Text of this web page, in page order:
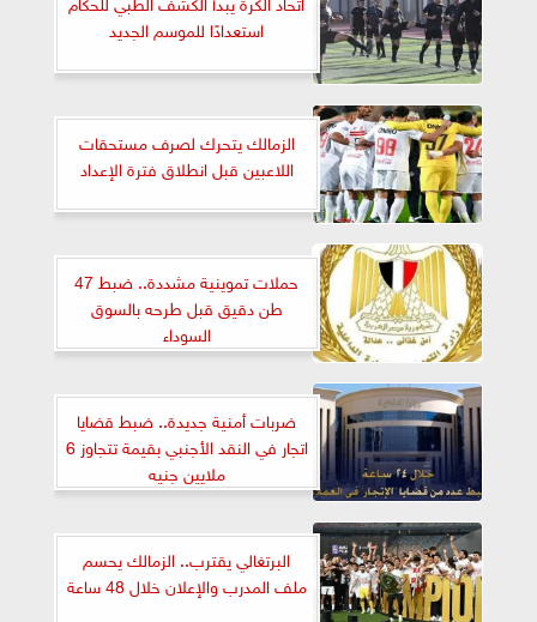
استعدادًا للموسم الجديد
الزمالك يتحرك لصرف مستحقات
اللاعبين قبل انطلاق فترة الإعداد
حملات تموينية مشددة.. ضبط 47
طن دقيق قبل طرحه بالسوق
السوداء
ضربات أمنية جديدة.. ضبط قضايا
اتجار في النقد الأجنبي بقيمة تتجاوز 6
ملايين جنيه
البرتغالي يقترب.. الزمالك يحسم
ملف المدرب والإعلان خلال 48 ساعة